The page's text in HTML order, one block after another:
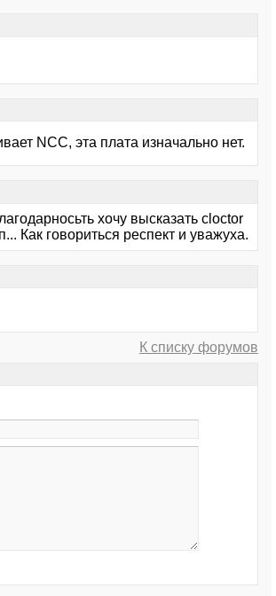
NCC, эта плата изначально нет.
хочу высказать cloctor
Как говориться респект и уважуха.
К списку форумов